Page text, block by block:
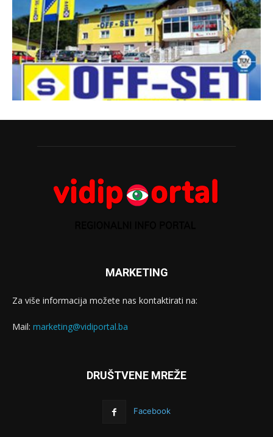
MARKETING
Za više informacija možete nas kontaktirati na:
Mail: marketing@vidiportal.ba
DRUŠTVENE MREŽE
Facebook